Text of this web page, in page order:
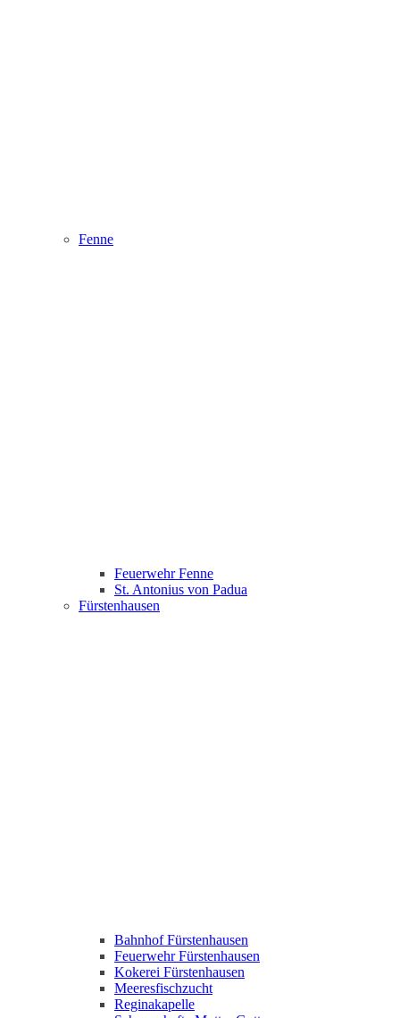
Fenne
Feuerwehr Fenne
St. Antonius von Padua
Fürstenhausen
Bahnhof Fürstenhausen
Feuerwehr Fürstenhausen
Kokerei Fürstenhausen
Meeresfischzucht
Reginakapelle